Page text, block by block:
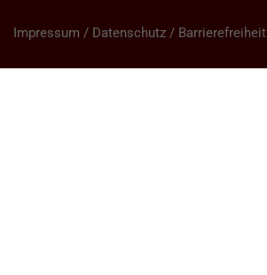
Impressum / Datenschutz / Barrierefreiheit